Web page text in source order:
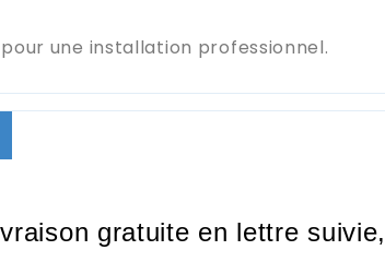
une installation professionnel.
gratuite en lettre suivie,